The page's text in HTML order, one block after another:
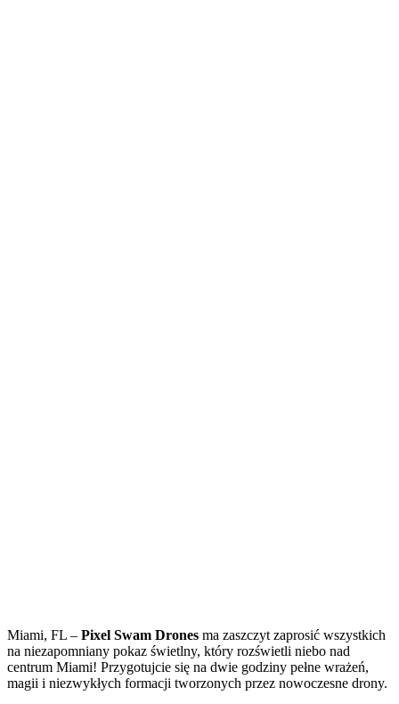
Miami, FL – Pixel Swam Drones ma zaszczyt zaprosić wszystkich
na niezapomniany pokaz świetlny, który rozświetli niebo nad
centrum Miami! Przygotujcie się na dwie godziny pełne wrażeń,
magii i niezwykłych formacji tworzonych przez nowoczesne drony.